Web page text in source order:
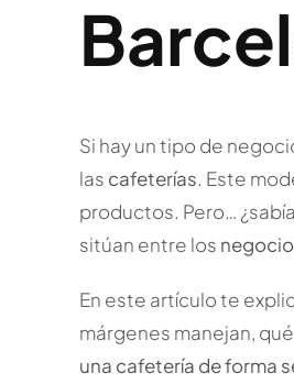
Si hay un tipo de
las cafeterías. Este
productos. Pero…
sitúan entre los
En este artículo te
márgenes manejan,
una cafetería de forma